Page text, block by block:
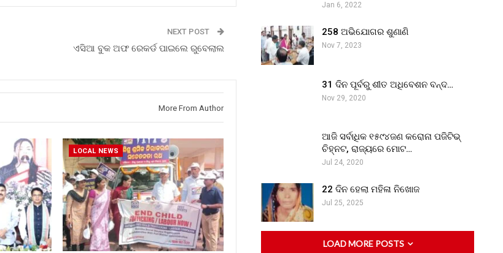
NEXT POST
ଏସିଆ ବୁକ ଅଫ ରେକର୍ଡ ପାଇଲେ ରୁବେଲାଲ
More From Author
LOCAL NEWS
Jan 6, 2022
258 ଅଭିଯୋଗର ଶୁଣାଣି
Nov 7, 2023
31 ଦିନ ପୂର୍ବରୁ ଶୀତ ଅଧିବେଶନ ବନ୍ଦ…
Nov 29, 2020
ଆଜି ସର୍ବାଧିକ ୧୫୯୪ଜଣ କରୋନା ପଜିଟିଭ୍
ଚିହ୍ନଟ, ରାଜ୍ୟରେ ମୋଟ…
Jul 24, 2020
22 ଦିନ ହେଲା ମହିଳା ନିଖୋଜ
Jul 25, 2025
LOAD MORE POSTS